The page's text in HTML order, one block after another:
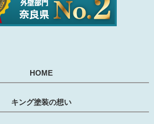
HOME
キング塗装の想い